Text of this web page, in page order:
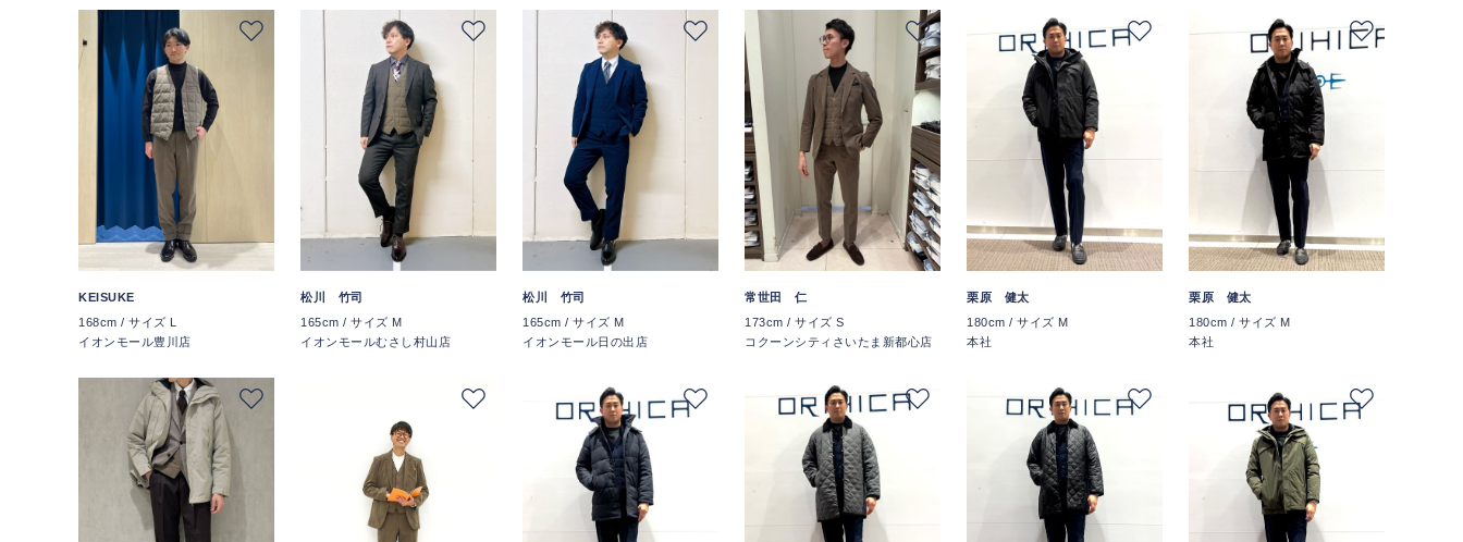
KEISUKE
168cm / サイズ L
イオンモール豊川店
松川 竹司
165cm / サイズ M
イオンモールむさし村山店
松川 竹司
165cm / サイズ M
イオンモール日の出店
常世田 仁
173cm / サイズ S
コクーンシティさいたま新都心店
栗原 健太
180cm / サイズ M
本社
栗原 健太
180cm / サイズ M
本社